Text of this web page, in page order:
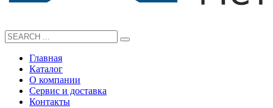
Главная
Каталог
О компании
Сервис и доставка
Контакты